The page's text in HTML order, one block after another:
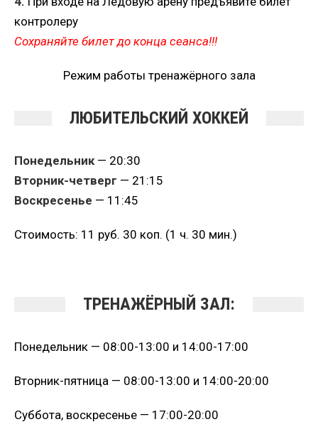
контролеру
Сохраняйте билет до конца сеанса!!!
Режим работы тренажёрного зала
ЛЮБИТЕЛЬСКИЙ ХОККЕЙ
Понедельник— 20:30
Вторник-четверг — 21:15
Воскресенье — 11:45
Стоимость: 11 руб. 30 коп. (1 ч. 30 мин.)
ТРЕНАЖЁРНЫЙ ЗАЛ:
Понедельник — 08:00-13:00 и 14:00-17:00
Вторник-пятница — 08:00-13:00 и 14:00-20:00
Суббота, воскресенье — 17:00-20:00